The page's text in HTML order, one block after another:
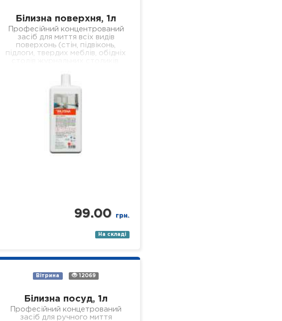
Білизна поверхня, 1л
Професійний концентрований
засіб для миття всіх видів
поверхонь (стін, підвіконь,
підлоги, твердих меблів, обідніх
устаткування у лікувальних
установах різного профілю).
Властивості: - економічний; -…
99.00 грн.
На складі
Вітрина 12069
Білизна посуд, 1л
Професійний концетрований
засіб для ручного миття